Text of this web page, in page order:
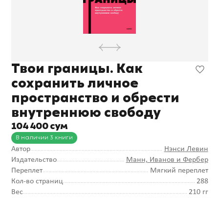
Твои границы. Как
сохранить личное
пространство и обрести
внутреннюю свободу
104 400 сум
В наличии 3 книги
Автор
Нэнси Левин
Издательство
Манн, Иванов и Фербер
Переплет
Мягкий переплет
Кол-во страниц
288
Вес
210 гг